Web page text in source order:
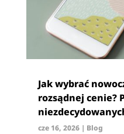
Jak wybrać
rozsądnej cenie?
cze 16, 2026| Blog